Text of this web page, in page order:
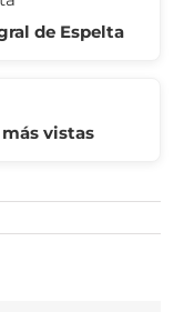
de Espelta
vistas